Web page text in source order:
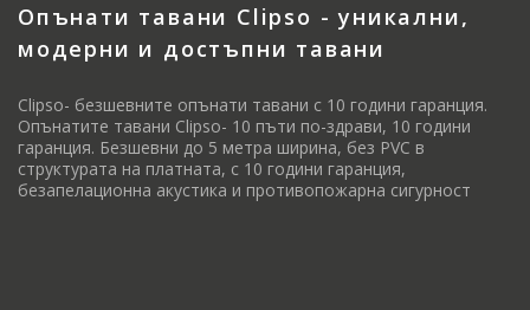
Опънати тавани Clipso - уникални,
модерни и достъпни тавани
Clipso- безшевните опънати тавани с 10 години гаранция.
Опънатите тавани Clipso- 10 пъти по-здрави, 10 години
гаранция. Безшевни до 5 метра ширина, без PVC в
структурата на платната, с 10 години гаранция,
безапелационна акустика и противопожарна сигурност